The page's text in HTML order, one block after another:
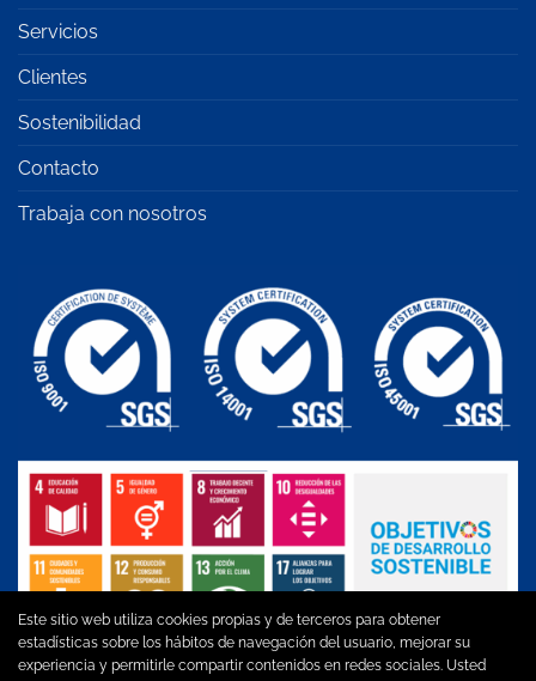
Servicios
Clientes
Sostenibilidad
Contacto
Trabaja con nosotros
Este sitio web utiliza cookies propias y de terceros para obtener
estadísticas sobre los hábitos de navegación del usuario, mejorar su
experiencia y permitirle compartir contenidos en redes sociales. Usted